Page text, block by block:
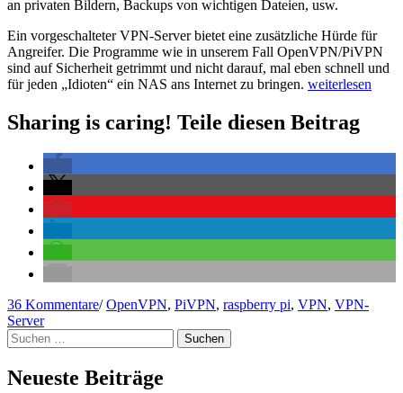
an privaten Bildern, Backups von wichtigen Dateien, usw.
Ein vorgeschalteter VPN-Server bietet eine zusätzliche Hürde für
Angreifer. Die Programme wie in unserem Fall OpenVPN/PiVPN
sind auf Sicherheit getrimmt und nicht darauf, mal eben schnell und
für jeden „Idioten“ ein NAS ans Internet zu bringen. „Installation
Den
zum
weiterlesen
Sharing is caring! Teile diesen Beitrag
36 Kommentarezu
–
Den
Raspberry
/ OpenVPN, PiVPN, raspberry pi, VPN, VPN-
Server
Suchen
nach:
Neueste Beiträge